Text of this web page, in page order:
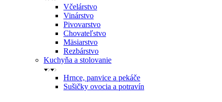
Včelárstvo
Vinárstvo
Pivovarstvo
Chovateľstvo
Mäsiarstvo
Rezbárstvo
Kuchyňa a stolovanie
Hrnce, panvice a pekáče
Sušičky ovocia a potravín